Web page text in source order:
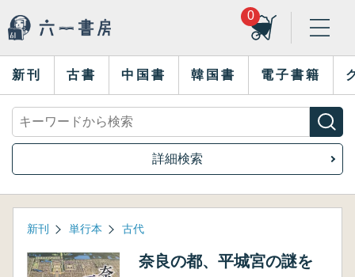
0
新刊 古書 中国書 韓国書 電子書籍
詳細検索
新刊 単行本 古代
奈良の都、平城宮の謎を